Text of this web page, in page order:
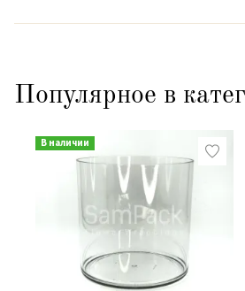
Популярное в
В наличии